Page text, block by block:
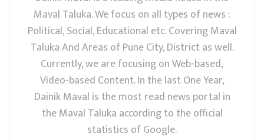
Maval Taluka. We focus on all types of news :
Political, Social, Educational etc. Covering Maval
Taluka And Areas of Pune City, District as well.
Currently, we are focusing on Web-based,
Video-based Content. In the last One Year,
Dainik Maval is the most read news portal in
the Maval Taluka according to the official
statistics of Google.